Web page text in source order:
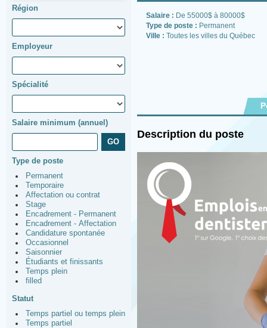
Région
Employeur
Spécialité
Salaire minimum (annuel)
Type de poste
Permanent
Temporaire
Affectation ou contrat
Stage
Encadrement - Permanent
Encadrement - Affectation
Candidature spontanée
Occasionnel
Saisonnier
Étudiants et finissants
Temps plein
filled
Statut
Temps partiel ou temps plein
Temps partiel
Salaire : De 55000$ à 80000$
Type de poste : Permanent
Ville : Toutes les villes du Québec
Description du poste